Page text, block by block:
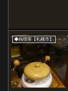
店内には昭...
◆純喫茶【札幌市】